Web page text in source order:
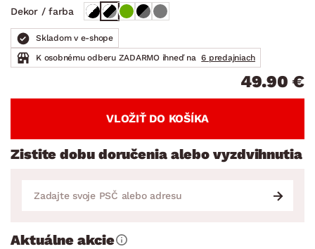
Dekor / farba
Skladom v e-shope
K osobnému odberu ZADARMO ihneď na 6 predajniach
49.90 €
VLOŽIŤ DO KOŠÍKA
Zistite dobu doručenia alebo vyzdvihnutia
Aktuálne akcie